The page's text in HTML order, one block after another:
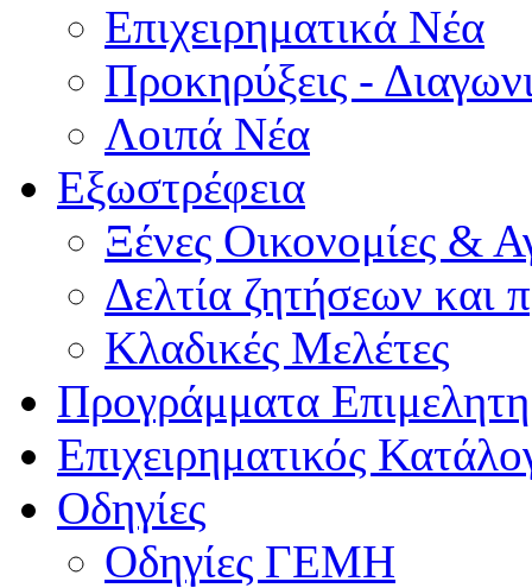
Επιχειρηματικά Νέα
Προκηρύξεις -
Λοιπά Νέα
Εξωστρέφεια
Ξένες Οικονομίες &
Δελτία ζητήσεων
Κλαδικές Μελέτες
Προγράμματα
Επιχειρηματικός
Οδηγίες
Οδηγίες ΓΕΜΗ